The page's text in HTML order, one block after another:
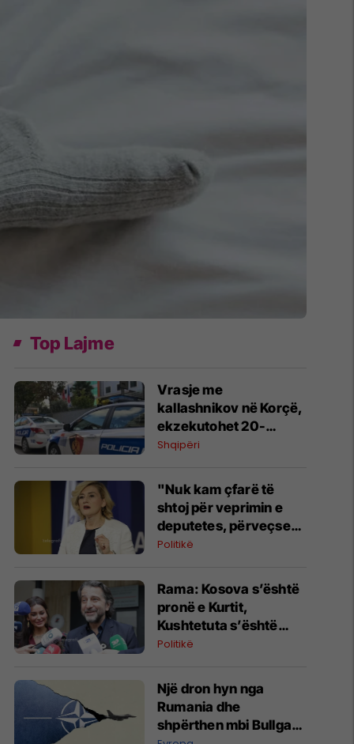
Top Lajme
Vrasje me
kallashnikov në Korçë,
ekzekutohet 20-
vjeçari - i dyshuari në
Shqipëri
"Nuk kam çfarë të
shtoj për veprimin e
deputetes, përveçse
uroj që të jetë qetësuar
reagon Kusari-Lila
Politikë
​Rama: Kosova s’është
pronë e Kurtit,
Kushtetuta s’është
mjet për manipulime
Politikë
Një dron hyn nga
Rumania dhe
shpërthen mbi Bullgari,